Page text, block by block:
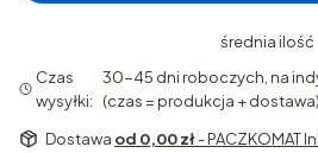
średnia ilość
Czas
wysyłki:
30-45 dni roboczych, na
(czas = produkcja + dostawa)
Dostawa od 0,00 zł- PACZKOMAT